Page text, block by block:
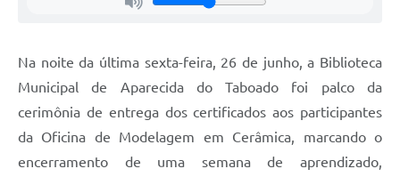
Na noite da última sexta-feira, 26 de junho, a Biblioteca
Municipal de Aparecida do Taboado foi palco da
cerimônia de entrega dos certificados aos participantes
da Oficina de Modelagem em Cerâmica, marcando o
encerramento de uma semana de aprendizado,